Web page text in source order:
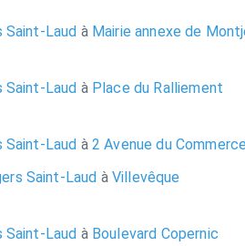
Saint-Laud àMairie annexe de
Saint-Laud àPlace du Ralliement
Saint-Laud à2 Avenue du
Saint-Laud àVillevêque
Saint-Laud àBoulevard Copernic